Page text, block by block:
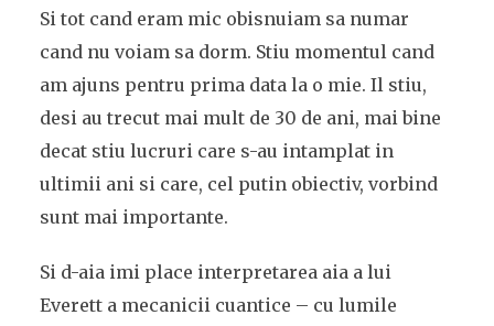
Si tot cand eram mic obisnuiam sa numar
cand nu voiam sa dorm. Stiu momentul cand
am ajuns pentru prima data la o mie. Il stiu,
desi au trecut mai mult de 30 de ani, mai bine
decat stiu lucruri care s-au intamplat in
ultimii ani si care, cel putin obiectiv, vorbind
sunt mai importante.
Si d-aia imi place interpretarea aia a lui
Everett a mecanicii cuantice – cu lumile